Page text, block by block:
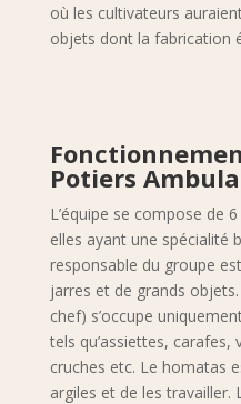
où les cultivateurs
objets dont la fabrication
Potiers
L’équipe se compose de
elles ayant une spécialité
responsable du groupe
jarres et de grands
chef) s’occupe
tels qu’assiettes, carafes,
cruches etc. Le homatas
argiles et de les travailler.